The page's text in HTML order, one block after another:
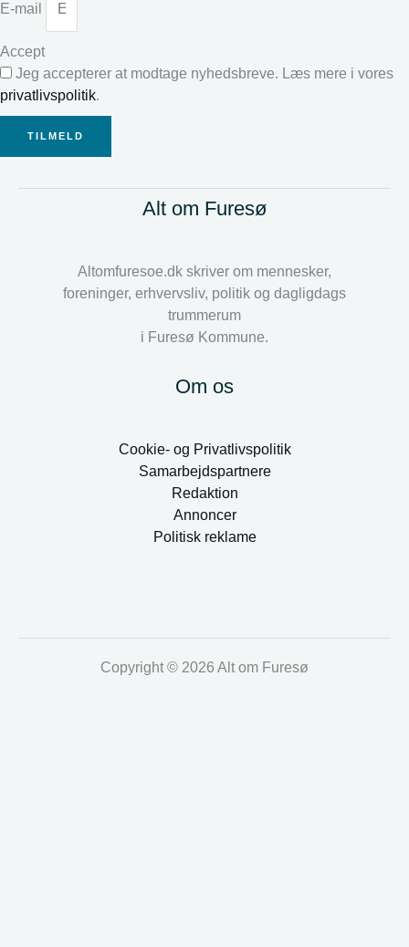
E-mail
Accept
Jeg accepterer at modtage nyhedsbreve. Læs mere i vores
privatlivspolitik.
TILMELD
Alt om Furesø
Altomfuresoe.dk skriver om mennesker,
foreninger, erhvervsliv, politik og dagligdags
trummerum
i Furesø Kommune.
Om os
Cookie- og Privatlivspolitik
Samarbejdspartnere
Redaktion
Annoncer
Politisk reklame
Copyright © 2026 Alt om Furesø